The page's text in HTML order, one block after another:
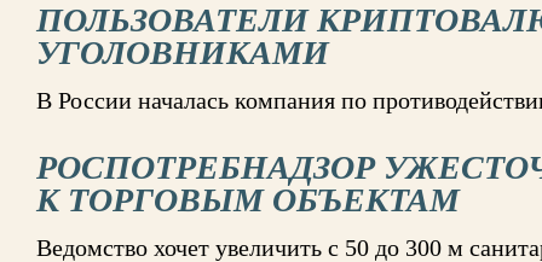
ПОЛЬЗОВАТЕЛИ
УГОЛОВНИКАМИ
В России началась компания по
РОСПОТРЕБНАДЗОР
К ТОРГОВЫМ ОБЪЕКТАМ
Ведомство хочет увеличить с 50 до 300 м